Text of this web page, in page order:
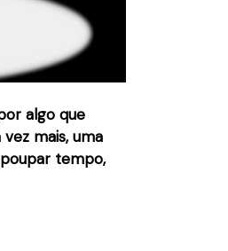
algo que
mais, uma
tempo,